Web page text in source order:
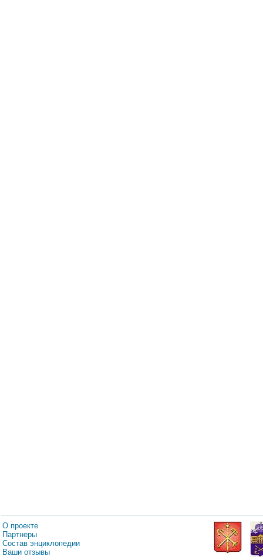
О проекте
Партнеры
Состав энциклопедии
Ваши отзывы